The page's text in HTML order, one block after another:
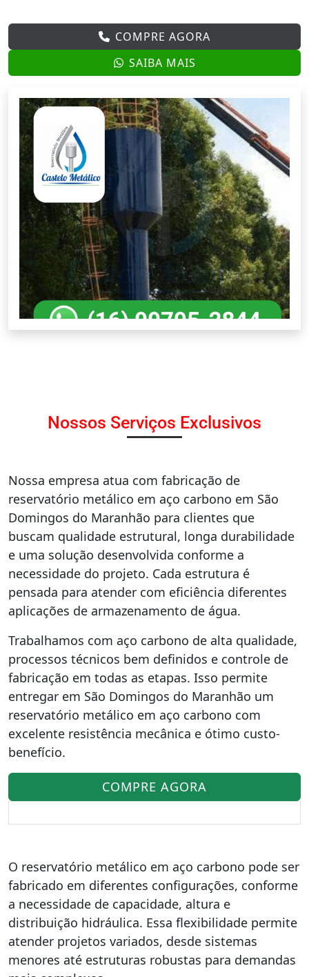
COMPRE AGORA
SAIBA MAIS
Nossos Serviços Exclusivos
Nossa empresa atua com fabricação de
reservatório metálico em aço carbono em São
Domingos do Maranhão para clientes que
buscam qualidade estrutural, longa durabilidade
e uma solução desenvolvida conforme a
necessidade do projeto. Cada estrutura é
pensada para atender com eficiência diferentes
aplicações de armazenamento de água.
Trabalhamos com aço carbono de alta qualidade,
processos técnicos bem definidos e controle de
fabricação em todas as etapas. Isso permite
entregar em São Domingos do Maranhão um
reservatório metálico em aço carbono com
excelente resistência mecânica e ótimo custo-
benefício.
COMPRE AGORA
O reservatório metálico em aço carbono pode ser
fabricado em diferentes configurações, conforme
a necessidade de capacidade, altura e
distribuição hidráulica. Essa flexibilidade permite
atender projetos variados, desde sistemas
menores até estruturas robustas para demandas